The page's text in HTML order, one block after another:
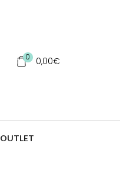
0 0,00€
OUTLET